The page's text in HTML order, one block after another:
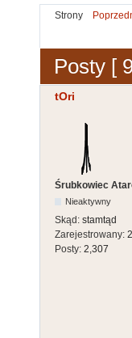
Strony
Posty [
tOri
Śrubkowiec
Nieaktywny
Skąd: stamtąd
Zarejestrowany:
Posty: 2,307